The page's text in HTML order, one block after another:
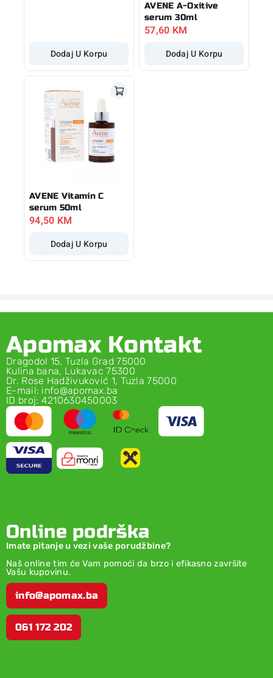
Dodaj U Korpu
AVENE A-Oxitive
serum 30ml
57,60 KM
Dodaj U Korpu
AVENE Vitamin C
serum 50ml
94,50 KM
Dodaj U Korpu
Apomax Kontakt
Dragodol 15, Tuzla Grad 75000
Kulina bana, Lukavac 75300
Dr. Rose Hadživuković 1, Tuzla 75000
E-mail: info@apomax.ba
ID broj: 4210630450003
Online podrška
Imate pitanje u vezi vaše porudžbine?
Naš online tim će Vam pomoći da brzo i efikasno završite
Vašu kupovinu.
info@apomax.ba
061 172 202